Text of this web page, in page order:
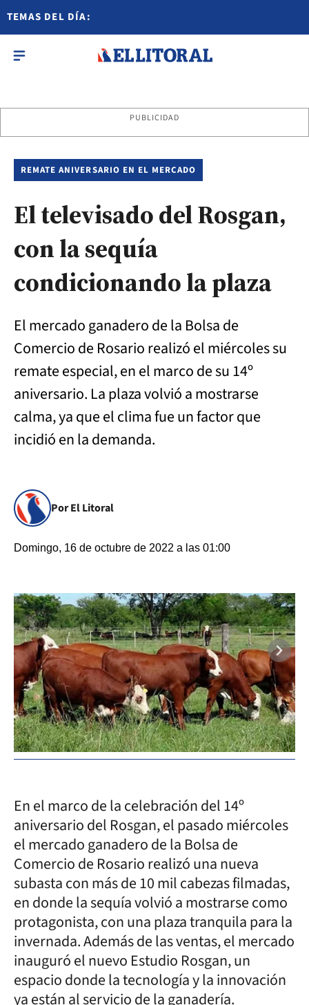
TEMAS DEL DÍA:
PUBLICIDAD
REMATE ANIVERSARIO EN EL MERCADO
El televisado del Rosgan,
con la sequía
condicionando la plaza
El mercado ganadero de la Bolsa de
Comercio de Rosario realizó el miércoles su
remate especial, en el marco de su 14º
aniversario. La plaza volvió a mostrarse
calma, ya que el clima fue un factor que
incidió en la demanda.
Por El Litoral
Domingo, 16 de octubre de 2022 a las 01:00
En el marco de la celebración del 14º
aniversario del Rosgan, el pasado miércoles
el mercado ganadero de la Bolsa de
Comercio de Rosario realizó una nueva
subasta con más de 10 mil cabezas filmadas,
en donde la sequía volvió a mostrarse como
protagonista, con una plaza tranquila para la
invernada. Además de las ventas, el mercado
inauguró el nuevo Estudio Rosgan, un
espacio donde la tecnología y la innovación
ya están al servicio de la ganadería.